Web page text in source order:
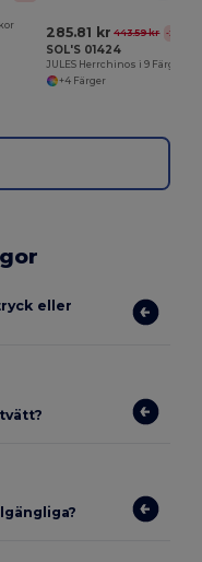
285.81 kr 443.59 kr -36%
SOL'S 01424
+4 Färger
eller